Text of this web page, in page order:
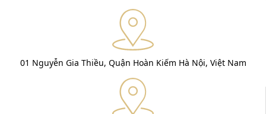
01 Nguyễn Gia Thiều, Quận Hoàn Kiếm Hà Nội, Việt Nam